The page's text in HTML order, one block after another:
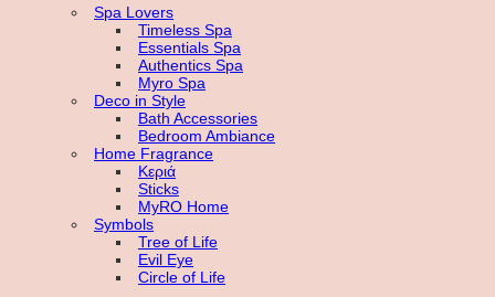
Spa Lovers
Timeless Spa
Essentials Spa
Authentics Spa
Myro Spa
Deco in Style
Bath Accessories
Bedroom Ambiance
Home Fragrance
Κεριά
Sticks
MyRO Home
Symbols
Tree of Life
Evil Eye
Circle of Life